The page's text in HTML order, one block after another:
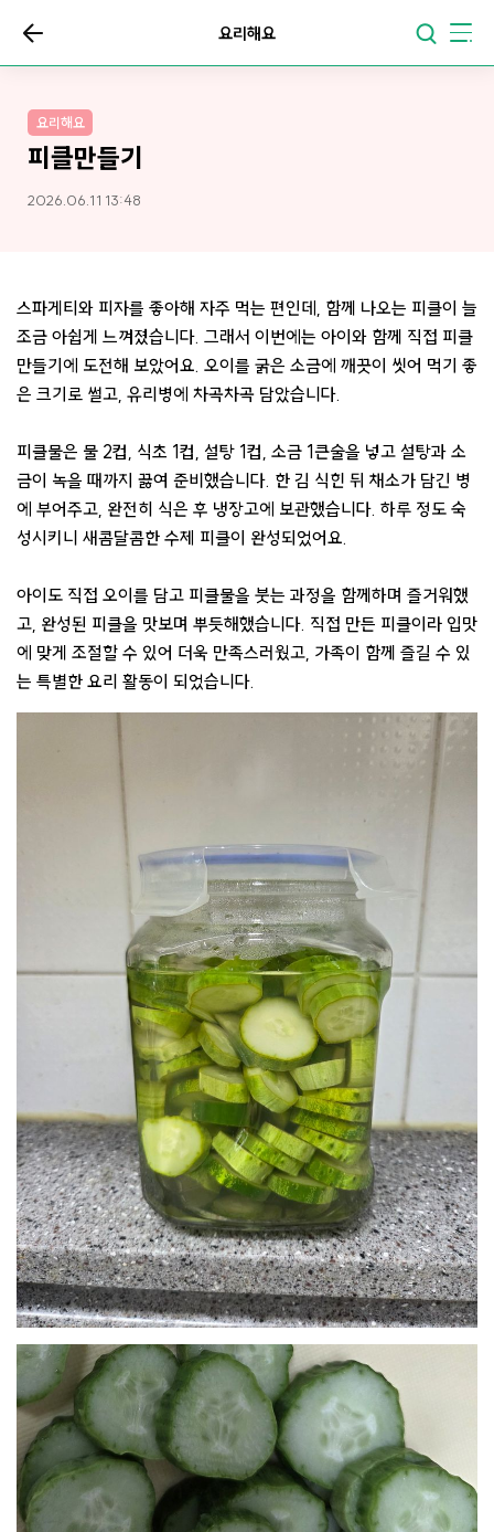
요리해요
요리해요
피클만들기
2026.06.11 13:48
스파게티와 피자를 좋아해 자주 먹는 편인데, 함께 나오는 피클이 늘
조금 아쉽게 느껴졌습니다. 그래서 이번에는 아이와 함께 직접 피클
만들기에 도전해 보았어요. 오이를 굵은 소금에 깨끗이 씻어 먹기 좋
은 크기로 썰고, 유리병에 차곡차곡 담았습니다.
피클물은 물 2컵, 식초 1컵, 설탕 1컵, 소금 1큰술을 넣고 설탕과 소
금이 녹을 때까지 끓여 준비했습니다. 한 김 식힌 뒤 채소가 담긴 병
에 부어주고, 완전히 식은 후 냉장고에 보관했습니다. 하루 정도 숙
성시키니 새콤달콤한 수제 피클이 완성되었어요.
아이도 직접 오이를 담고 피클물을 붓는 과정을 함께하며 즐거워했
고, 완성된 피클을 맛보며 뿌듯해했습니다. 직접 만든 피클이라 입맛
에 맞게 조절할 수 있어 더욱 만족스러웠고, 가족이 함께 즐길 수 있
는 특별한 요리 활동이 되었습니다.